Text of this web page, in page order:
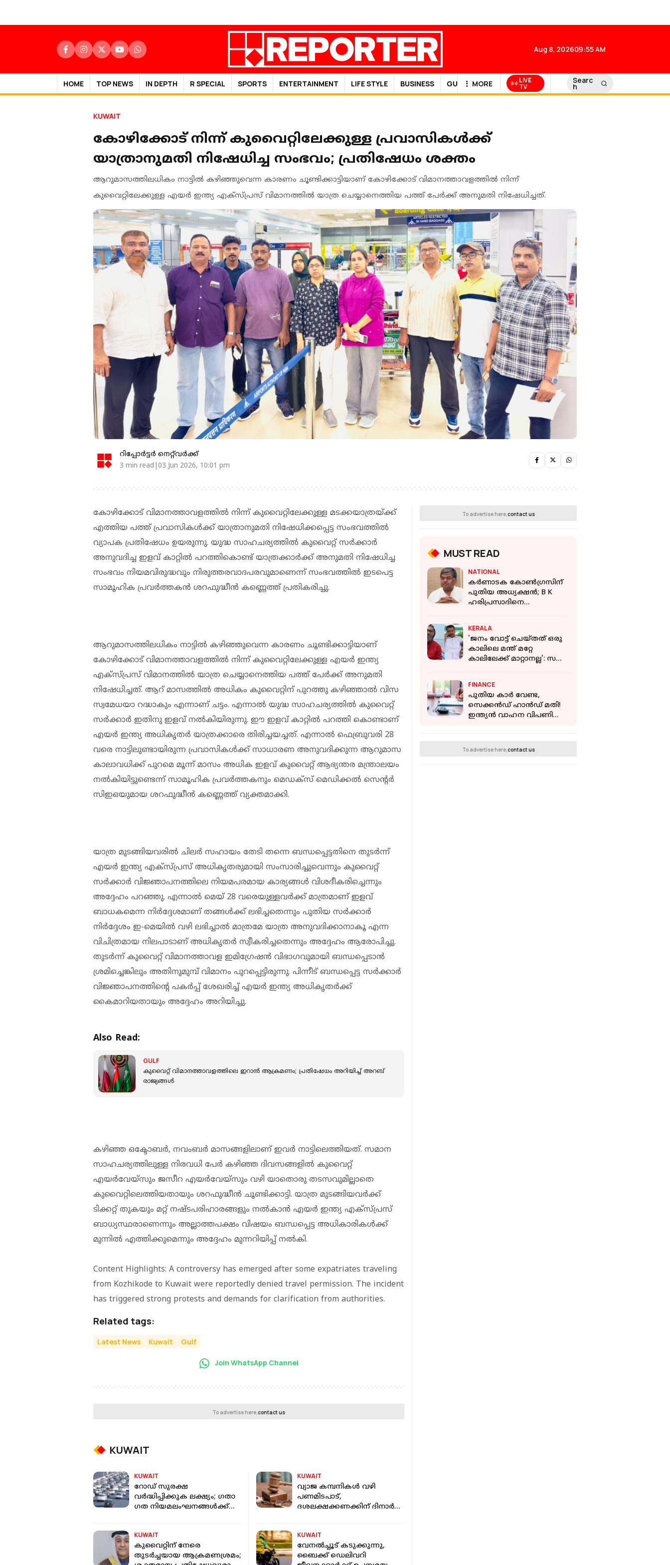
Aug 8, 202609:55 AM
HOME TOP NEWS IN DEPTH R SPECIAL SPORTS ENTERTAINMENT LIFE STYLE BUSINESS GULF NEWS
MORE LIVE
TV
Searc
h
KUWAIT
കോഴിക്കോട് നിന്ന് കുവൈറ്റിലേക്കുള്ള പ്രവാസികൾക്ക്
യാത്രാനുമതി നിഷേധിച്ച സംഭവം; പ്രതിഷേധം ശക്തം
ആറുമാസത്തിലധികം നാട്ടിൽ കഴിഞ്ഞുവെന്ന കാരണം ചൂണ്ടിക്കാട്ടിയാണ് കോഴിക്കോട് വിമാനത്താവളത്തിൽ നിന്ന്
കുവൈറ്റിലേക്കുള്ള എയർ ഇന്ത്യ എക്സ്പ്രസ് വിമാനത്തിൽ യാത്ര ചെയ്യാനെത്തിയ പത്ത് പേർക്ക് അനുമതി നിഷേധിച്ചത്.
റിപ്പോർട്ടർ നെറ്റ്‌വര്‍ക്ക്‌
3 min read|03 Jun 2026, 10:01 pm
കോഴിക്കോട് വിമാനത്താവളത്തിൽ നിന്ന് കുവൈറ്റിലേക്കുള്ള മടക്കയാത്രയ്ക്ക്
എത്തിയ പത്ത് പ്രവാസികൾക്ക് യാത്രാനുമതി നിഷേധിക്കപ്പെട്ട സംഭവത്തിൽ
വ്യാപക പ്രതിഷേധം ഉയരുന്നു. യുദ്ധ സാഹചര്യത്തിൽ കുവൈറ്റ് സർക്കാർ
അനുവദിച്ച ഇളവ് കാറ്റിൽ പറത്തികൊണ്ട് യാത്രക്കാർക്ക് അനുമതി നിഷേധിച്ച
സംഭവം നിയമവിരുദ്ധവും നിരുത്തരവാദപരവുമാണെന്ന് സംഭവത്തിൽ ഇടപെട്ട
സാമൂഹിക പ്രവർത്തകൻ ശറഫുദ്ധീൻ കണ്ണെത്ത് പ്രതികരിച്ചു.
ആറുമാസത്തിലധികം നാട്ടിൽ കഴിഞ്ഞുവെന്ന കാരണം ചൂണ്ടിക്കാട്ടിയാണ്
കോഴിക്കോട് വിമാനത്താവളത്തിൽ നിന്ന് കുവൈറ്റിലേക്കുള്ള എയർ ഇന്ത്യ
എക്സ്പ്രസ് വിമാനത്തിൽ യാത്ര ചെയ്യാനെത്തിയ പത്ത് പേർക്ക് അനുമതി
നിഷേധിച്ചത്. ആറ് മാസത്തിൽ അധികം കുവൈറ്റിന് പുറത്തു കഴിഞ്ഞാൽ വിസ
സ്വമേധയാ റദ്ധാകും എന്നാണ് ചട്ടം. എന്നാൽ യുദ്ധ സാഹചര്യത്തിൽ കുവൈറ്റ്
സർക്കാർ ഇതിനു ഇളവ് നൽകിയിരുന്നു. ഈ ഇളവ് കാറ്റിൽ പറത്തി കൊണ്ടാണ്
എയർ ഇന്ത്യ അധികൃതർ യാത്രക്കാരെ തിരിച്ചയച്ചത്. എന്നാൽ ഫെബ്രുവരി 28
വരെ നാട്ടിലുണ്ടായിരുന്ന പ്രവാസികൾക്ക് സാധാരണ അനുവദിക്കുന്ന ആറുമാസ
കാലാവധിക്ക് പുറമെ മൂന്ന് മാസം അധിക ഇളവ് കുവൈറ്റ് ആഭ്യന്തര മന്ത്രാലയം
നൽകിയിട്ടുണ്ടെന്ന് സാമൂഹിക പ്രവർത്തകനും മെഡക്സ് മെഡിക്കൽ സെന്റർ
സിഇഒയുമായ ശറഫുദ്ധീൻ കണ്ണെത്ത് വ്യക്തമാക്കി.
യാത്ര മുടങ്ങിയവരിൽ ചിലർ സഹായം തേടി തന്നെ ബന്ധപ്പെട്ടതിനെ തുടർന്ന്
എയർ ഇന്ത്യ എക്സ്പ്രസ് അധികൃതരുമായി സംസാരിച്ചുവെന്നും കുവൈറ്റ്
സർക്കാർ വിജ്ഞാപനത്തിലെ നിയമപരമായ കാര്യങ്ങൾ വിശദീകരിച്ചെന്നും
അദ്ദേഹം പറഞ്ഞു. എന്നാൽ മെയ് 28 വരെയുള്ളവർക്ക് മാത്രമാണ് ഇളവ്
ബാധകമെന്ന നിർദ്ദേശമാണ് തങ്ങൾക്ക് ലഭിച്ചതെന്നും പുതിയ സർക്കാർ
നിർദ്ദേശം ഇ-മെയിൽ വഴി ലഭിച്ചാൽ മാത്രമേ യാത്ര അനുവദിക്കാനാകൂ എന്ന
വിചിത്രമായ നിലപാടാണ് അധികൃതർ സ്വീകരിച്ചതെന്നും അദ്ദേഹം ആരോപിച്ചു.
തുടർന്ന് കുവൈറ്റ് വിമാനത്താവള ഇമിഗ്രേഷൻ വിഭാഗവുമായി ബന്ധപ്പെടാൻ
ശ്രമിച്ചെങ്കിലും അതിനുമുമ്പ് വിമാനം പുറപ്പെട്ടിരുന്നു. പിന്നീട് ബന്ധപ്പെട്ട സർക്കാർ
വിജ്ഞാപനത്തിന്റെ പകർപ്പ് ശേഖരിച്ച് എയർ ഇന്ത്യ അധികൃതർക്ക്
കൈമാറിയതായും അദ്ദേഹം അറിയിച്ചു.
Also Read:
GULF
കുവൈറ്റ് വിമാനത്താവളത്തിലെ ഇറാൻ ആക്രമണം; പ്രതിഷേധം അറിയിച്ച് അറബ്
രാജ്യങ്ങൾ
കഴിഞ്ഞ ഒക്ടോബർ, നവംബർ മാസങ്ങളിലാണ് ഇവർ നാട്ടിലെത്തിയത്. സമാന
സാഹചര്യത്തിലുള്ള നിരവധി പേർ കഴിഞ്ഞ ദിവസങ്ങളിൽ കുവൈറ്റ്
എയർവേയ്സും ജസീറ എയർവേയ്സും വഴി യാതൊരു തടസവുമില്ലാതെ
കുവൈറ്റിലെത്തിയതായും ശറഫുദ്ധീൻ ചൂണ്ടിക്കാട്ടി. യാത്ര മുടങ്ങിയവർക്ക്
ടിക്കറ്റ് തുകയും മറ്റ് നഷ്ടപരിഹാരങ്ങളും നൽകാൻ എയർ ഇന്ത്യ എക്സ്പ്രസ്
ബാധ്യസ്ഥരാണെന്നും അല്ലാത്തപക്ഷം വിഷയം ബന്ധപ്പെട്ട അധികാരികൾക്ക്
മുന്നിൽ എത്തിക്കുമെന്നും അദ്ദേഹം മുന്നറിയിപ്പ് നൽകി.
Content Highlights: A controversy has emerged after some expatriates traveling
from Kozhikode to Kuwait were reportedly denied travel permission. The incident
has triggered strong protests and demands for clarification from authorities.
Related tags:
Latest News Kuwait Gulf
Join WhatsApp Channel
To advertise here,contact us
KUWAIT
KUWAIT
റോഡ് സുരക്ഷ
വർദ്ധിപ്പിക്കുക ലക്ഷ്യം; ​ഗതാ​
ഗത നിയമലംഘനങ്ങൾക്ക്
കുവൈറ്റ്
KUWAIT
വ്യാജ കമ്പനികൾ വഴി
പണമിടപാട്,
ദശലക്ഷക്കണക്കിന് ദിനാർ
KUWAIT
കുവൈറ്റിന് നേരെ
തുടർച്ചയായ ആക്രമണശ്രമം;
KUWAIT
വേനൽച്ചൂട് കടുക്കുന്നു,
ബൈക്ക് ഡെലിവറി
To advertise here, contact us
MUST READ
NATIONAL
കർണാടക കോൺഗ്രസിന്
പുതിയ അധ്യക്ഷൻ; B K
ഹരിപ്രസാദിനെ
KERALA
'ജനം വോട്ട് ചെയ്തത് ഒരു
കാലിലെ മന്ത് മറ്റേ
കാലിലേക്ക് മാറ്റാനല്ല': സണ്ണി
FINANCE
പുതിയ കാർ വേണ്ട,
സെക്കൻഡ് ഹാൻഡ് മതി!
ഇന്ത്യൻ വാഹന വിപണിയെ
To advertise here, contact us